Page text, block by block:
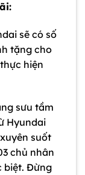
sẽ có số
tặng cho
hiện
sưu tầm
Hyundai
suốt
chủ nhân
biệt. Đừng